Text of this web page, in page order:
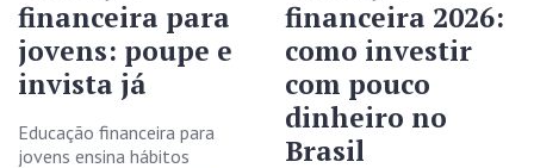
financeira para
jovens: poupe e
invista já
Educação financeira para
jovens ensina hábitos
financeira 2026:
como investir
com pouco
dinheiro no
Brasil